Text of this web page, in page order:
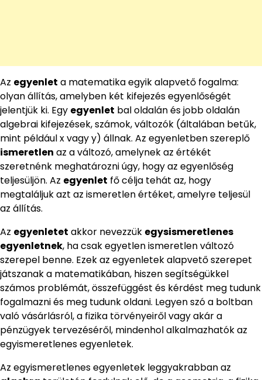
Az egyenlet a matematika egyik alapvető fogalma:
olyan állítás, amelyben két kifejezés egyenlőségét
jelentjük ki. Egy egyenlet bal oldalán és jobb oldalán
algebrai kifejezések, számok, változók (általában betűk,
mint például x vagy y) állnak. Az egyenletben szereplő
ismeretlen az a változó, amelynek az értékét
szeretnénk meghatározni úgy, hogy az egyenlőség
teljesüljön. Az egyenlet fő célja tehát az, hogy
megtaláljuk azt az ismeretlen értéket, amelyre teljesül
az állítás.
Az egyenletet akkor nevezzük egysismeretlenes
egyenletnek, ha csak egyetlen ismeretlen változó
szerepel benne. Ezek az egyenletek alapvető szerepet
játszanak a matematikában, hiszen segítségükkel
számos problémát, összefüggést és kérdést meg tudunk
fogalmazni és meg tudunk oldani. Legyen szó a boltban
való vásárlásról, a fizika törvényeiről vagy akár a
pénzügyek tervezéséről, mindenhol alkalmazhatók az
egyismeretlenes egyenletek.
Az egyismeretlenes egyenletek leggyakrabban az